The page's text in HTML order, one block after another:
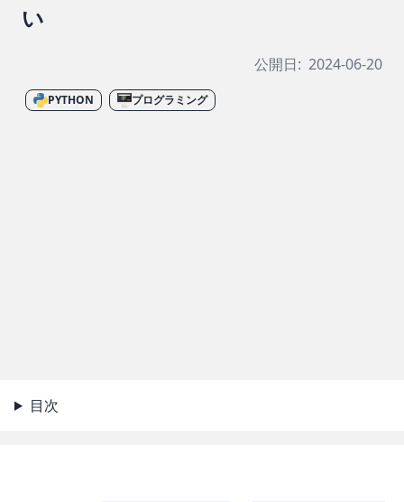
い
公開日: 2024-06-20
PYTHON プログラミング
目次